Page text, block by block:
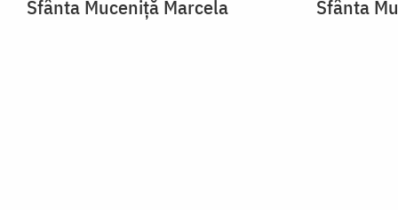
Sfânta Muceniță Marcela Sfânta